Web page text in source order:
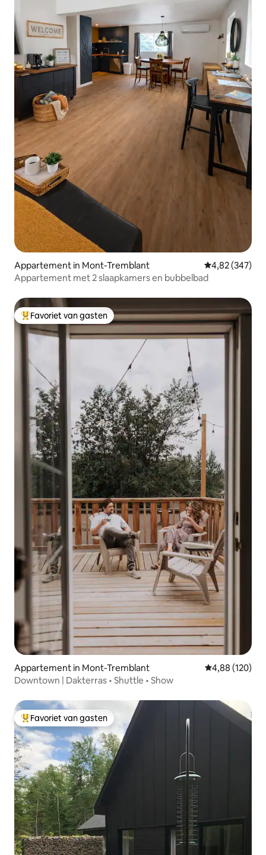
Appartement in Mont-Tremblant Gemiddelde
4,82 (347)
Appartement met 2 slaapkamers en bubbelbad
Topfavoriet van gasten
Favoriet van gasten
Appartement in Mont-Tremblant Gemiddelde
4,88 (120)
Downtown | Dakterras • Shuttle • Show
Topfavoriet van gasten
Favoriet van gasten